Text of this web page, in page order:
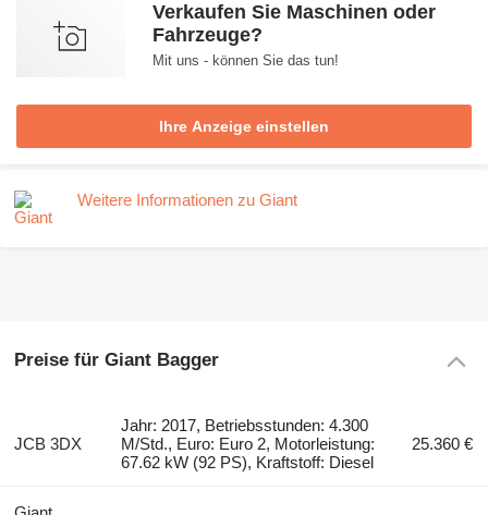
Verkaufen Sie Maschinen oder
Fahrzeuge?
Mit uns - können Sie das tun!
Ihre Anzeige einstellen
Weitere Informationen zu Giant
Preise für Giant Bagger
JCB 3DX
Jahr: 2017, Betriebsstunden: 4.300
M/Std., Euro: Euro 2, Motorleistung:
67.62 kW (92 PS), Kraftstoff: Diesel
25.360 €